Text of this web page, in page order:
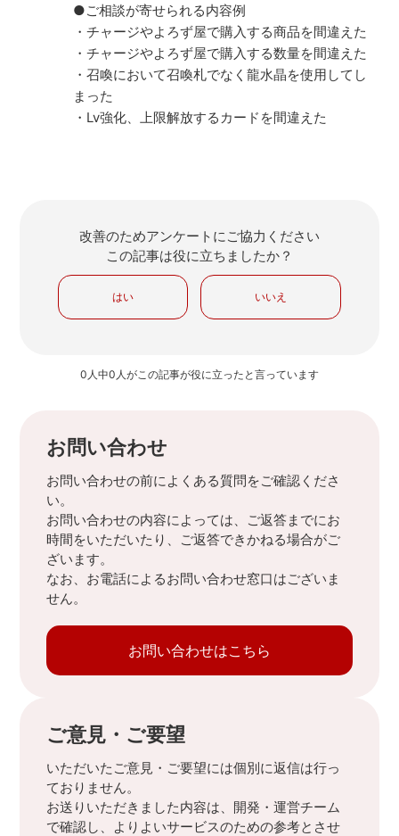
●ご相談が寄せられる内容例
・チャージやよろず屋で購入する商品を間違えた
・チャージやよろず屋で購入する数量を間違えた
・召喚において召喚札でなく龍水晶を使用してし
まった
・Lv強化、上限解放するカードを間違えた
改善のためアンケートにご協力ください
この記事は役に立ちましたか？
はい いいえ
0人中0人がこの記事が役に立ったと言っています
お問い合わせ
お問い合わせの前によくある質問をご確認くださ
い。
お問い合わせの内容によっては、ご返答までにお
時間をいただいたり、ご返答できかねる場合がご
ざいます。
なお、お電話によるお問い合わせ窓口はございま
せん。
お問い合わせはこちら
ご意見・ご要望
いただいたご意見・ご要望には個別に返信は行っ
ておりません。
お送りいただきました内容は、開発・運営チーム
で確認し、よりよいサービスのための参考とさせ